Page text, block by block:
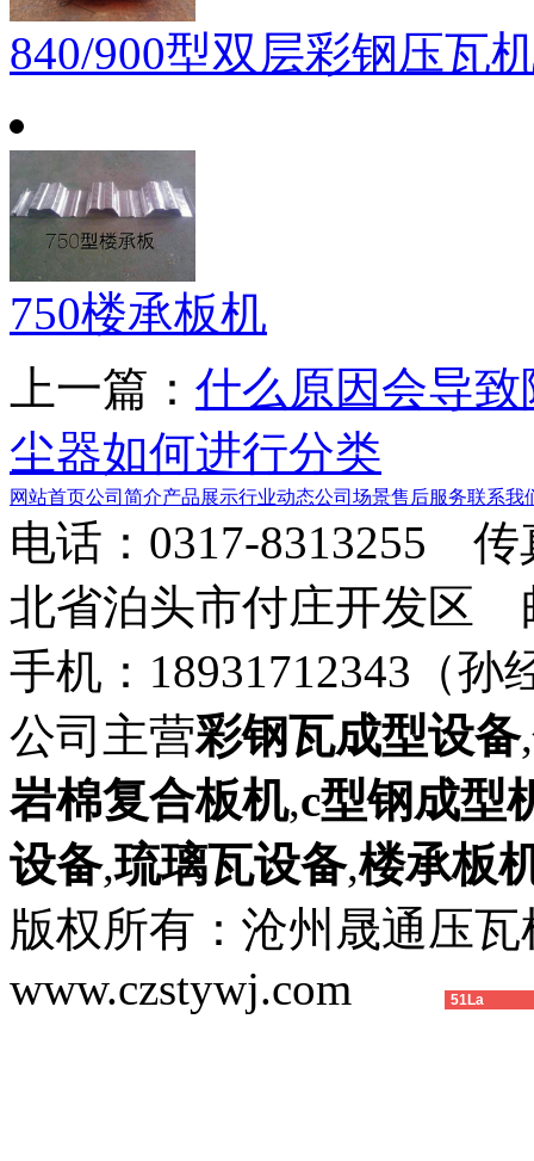
840/900型双层彩钢压瓦
750楼承板机
上一篇： 什么原因会导
尘器如何进行分类
网站首页公司简介产品展示行业动态公司场景售后服务联系我
电话：0317-8313255
北省泊头市付庄开发区
手机：18931712343（孙
公司主营彩钢瓦成型设备,
岩棉复合板机,c型钢成型
设备,琉璃瓦设备,楼承板
版权所有：沧州晟通压
www.czstywj.com
51La